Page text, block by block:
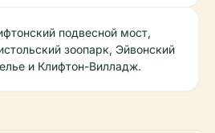
подвесной мост,
зоопарк, Эйвонский
и Клифтон-Вилладж.